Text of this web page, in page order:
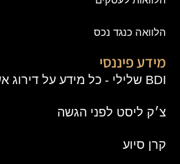
הלוואה כנגד נכס
מידע פיננסי
BDI שלילי - כל מידע על דירוג אשראי
צ׳ק ליסט לפני הגשה
קרן סיוע